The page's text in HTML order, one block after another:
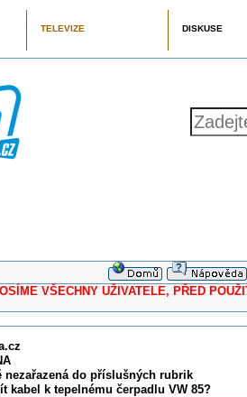
TELEVIZE DISKUSE
UŽIVATELE, PŘED
nezařazená do příslušných rubrik
kabel k tepelnému čerpadlu VW 85?